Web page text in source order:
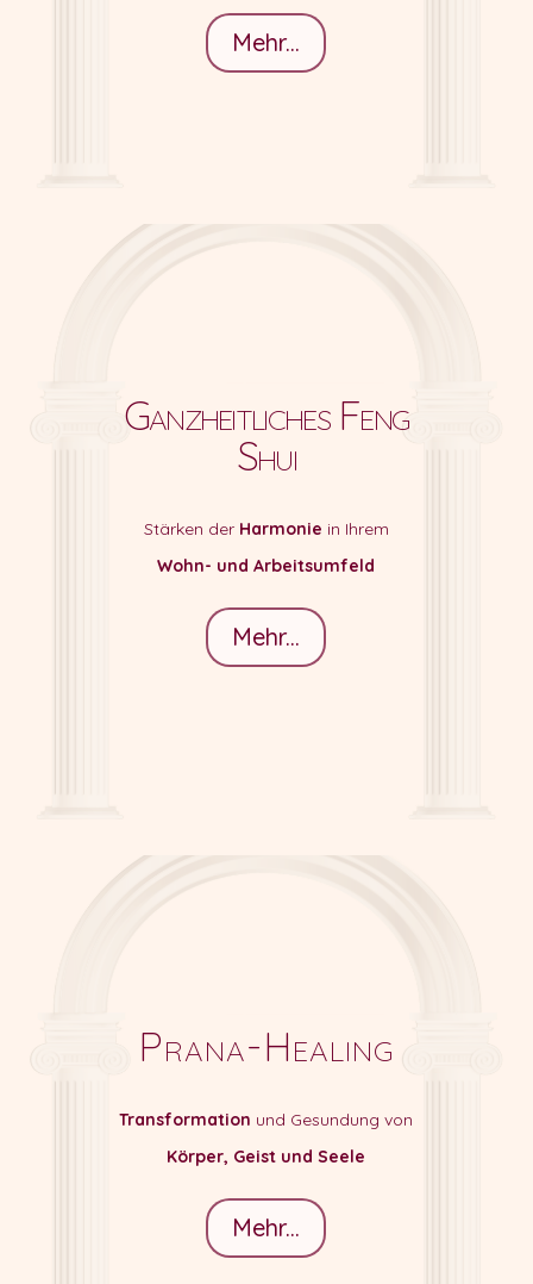
Mehr...
Ganzheitliches Feng
Shui
Stärken der Harmonie in Ihrem
Wohn- und Arbeitsumfeld
Mehr...
Prana-Healing
Transformation und Gesundung von
Körper, Geist und Seele
Mehr...